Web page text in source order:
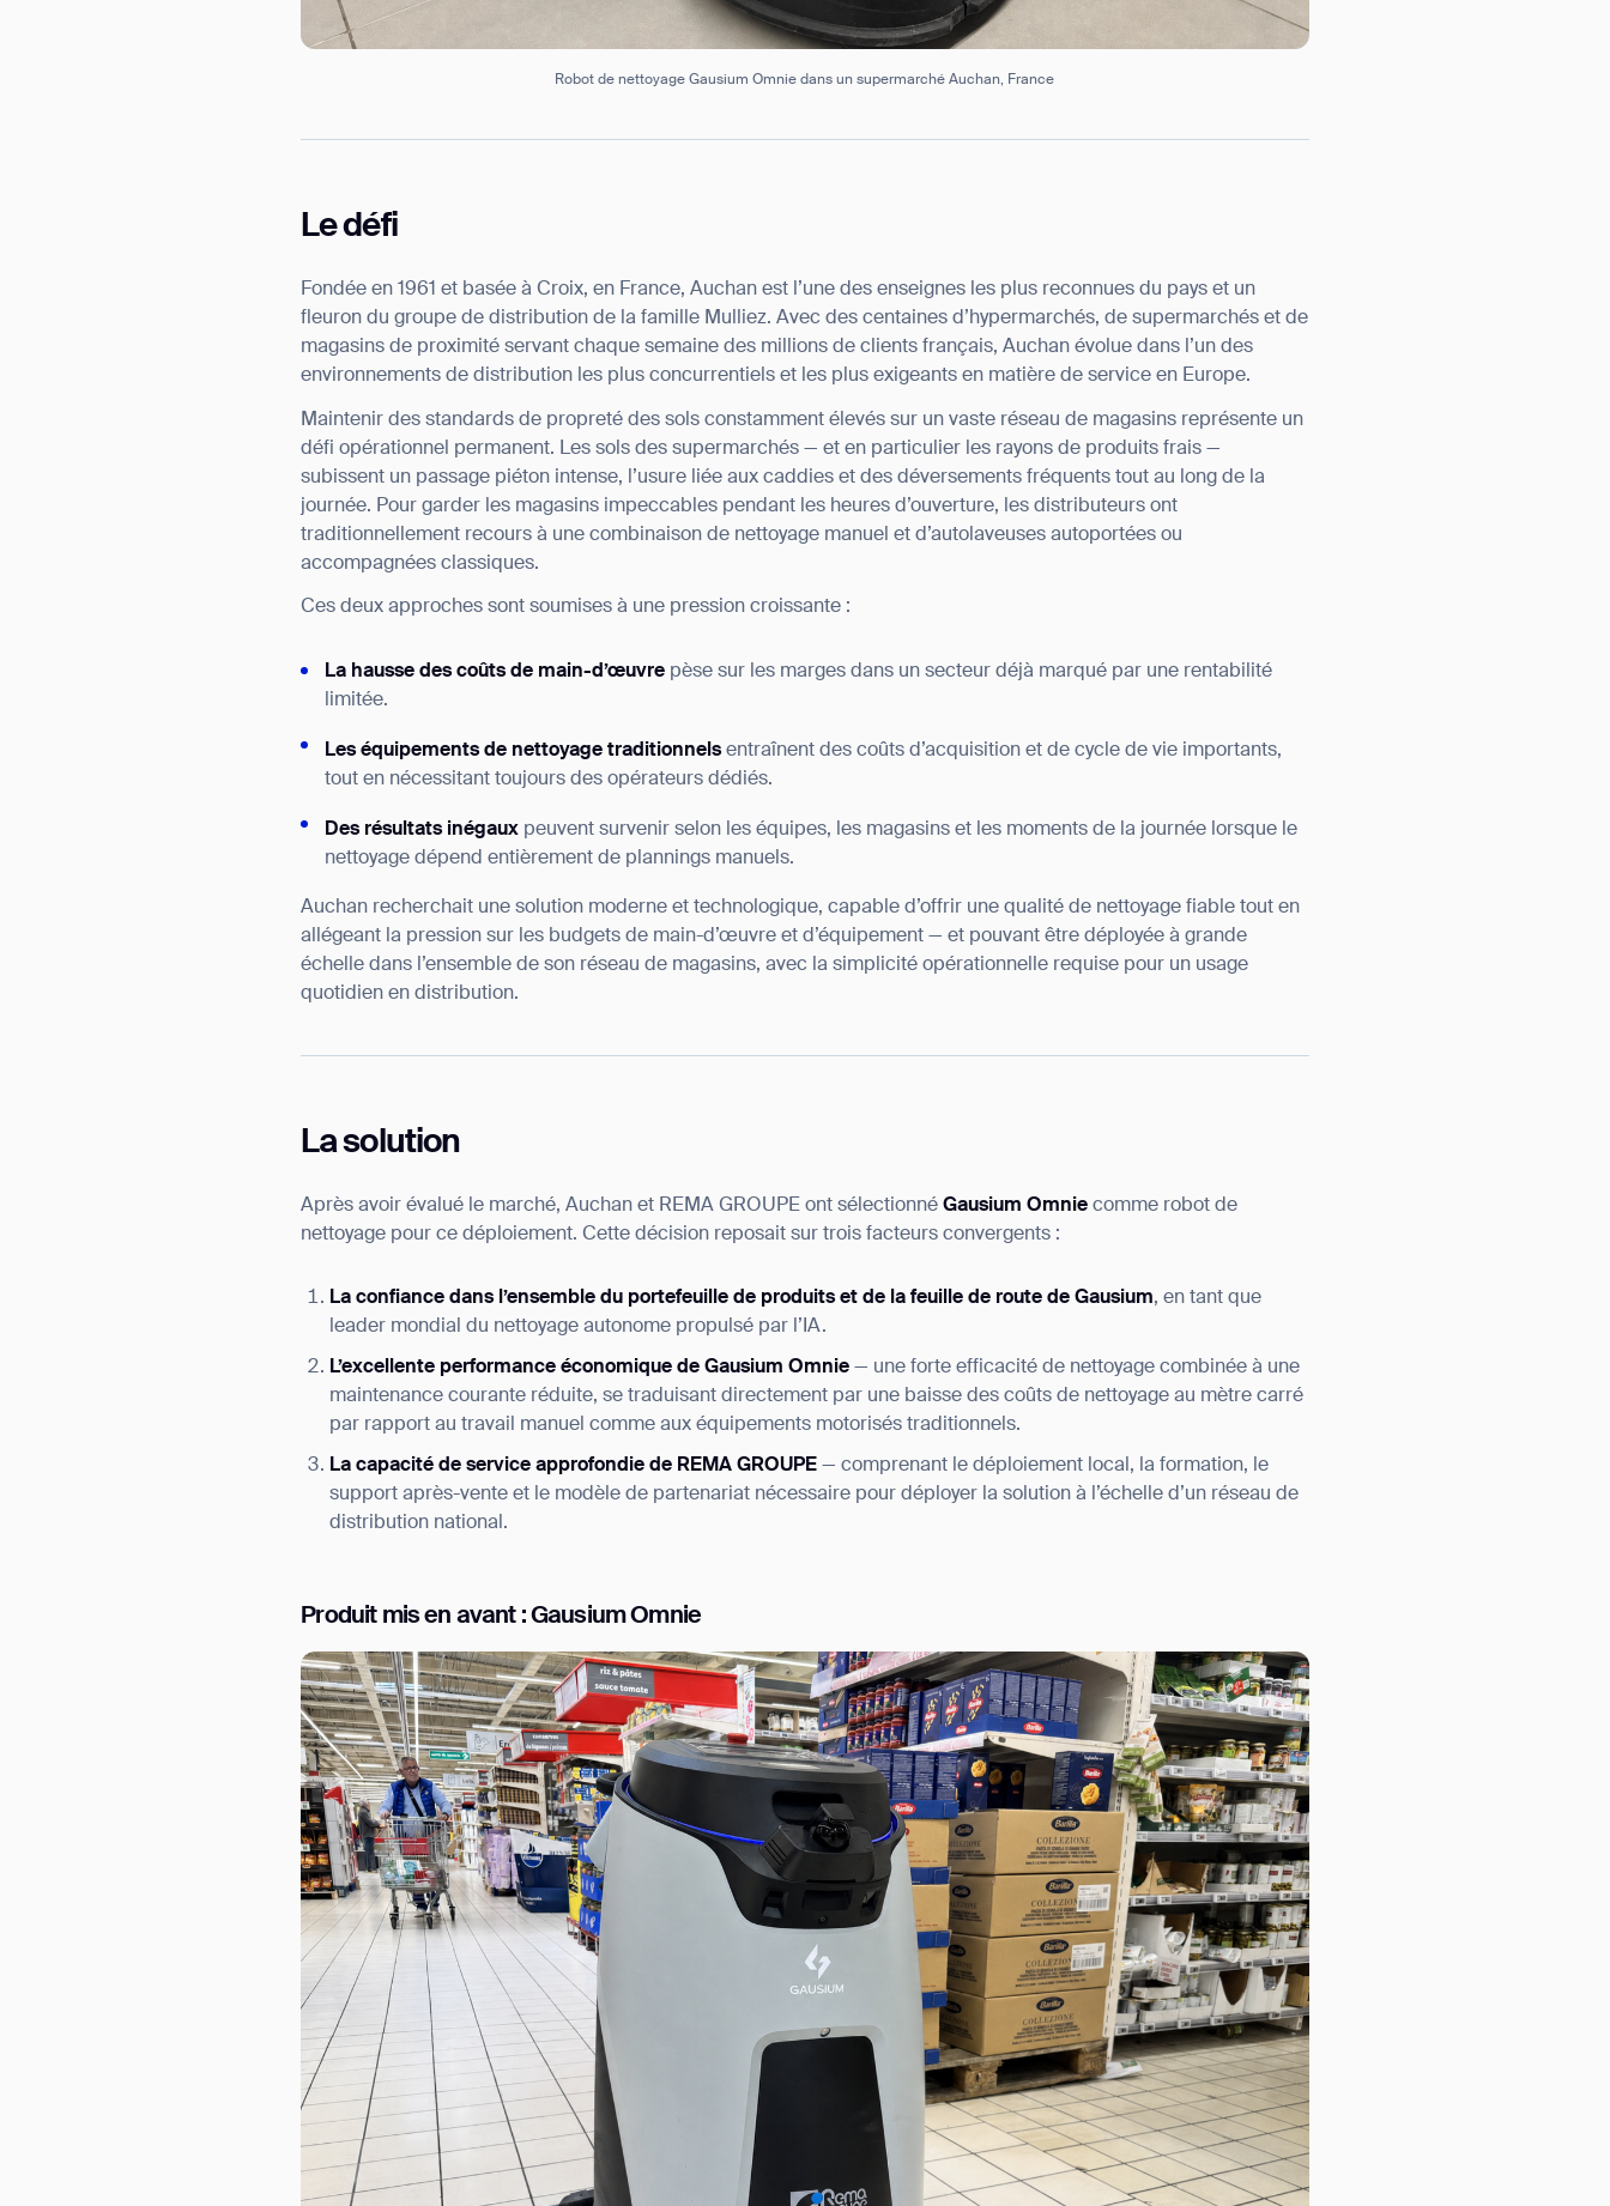
Robot de nettoyage Gausium Omnie dans un supermarché Auchan, France
Le défi
Fondée en 1961 et basée à Croix, en France, Auchan est l’une des enseignes les plus reconnues du pays et un
fleuron du groupe de distribution de la famille Mulliez. Avec des centaines d’hypermarchés, de supermarchés et de
magasins de proximité servant chaque semaine des millions de clients français, Auchan évolue dans l’un des
environnements de distribution les plus concurrentiels et les plus exigeants en matière de service en Europe.
Maintenir des standards de propreté des sols constamment élevés sur un vaste réseau de magasins représente un
défi opérationnel permanent. Les sols des supermarchés — et en particulier les rayons de produits frais —
subissent un passage piéton intense, l’usure liée aux caddies et des déversements fréquents tout au long de la
journée. Pour garder les magasins impeccables pendant les heures d’ouverture, les distributeurs ont
traditionnellement recours à une combinaison de nettoyage manuel et d’autolaveuses autoportées ou
accompagnées classiques.
Ces deux approches sont soumises à une pression croissante :
La hausse des coûts de main-d’œuvre pèse sur les marges dans un secteur déjà marqué par une rentabilité
limitée.
Les équipements de nettoyage traditionnels entraînent des coûts d’acquisition et de cycle de vie importants,
tout en nécessitant toujours des opérateurs dédiés.
Des résultats inégaux peuvent survenir selon les équipes, les magasins et les moments de la journée lorsque le
nettoyage dépend entièrement de plannings manuels.
Auchan recherchait une solution moderne et technologique, capable d’offrir une qualité de nettoyage fiable tout en
allégeant la pression sur les budgets de main-d’œuvre et d’équipement — et pouvant être déployée à grande
échelle dans l’ensemble de son réseau de magasins, avec la simplicité opérationnelle requise pour un usage
quotidien en distribution.
La solution
Après avoir évalué le marché, Auchan et REMA GROUPE ont sélectionnéGausium Omnie comme robot de
nettoyage pour ce déploiement. Cette décision reposait sur trois facteurs convergents :
La confiance dans l’ensemble du portefeuille de produits et de la feuille de route de Gausium, en tant que
leader mondial du nettoyage autonome propulsé par l’IA.
L’excellente performance économique de Gausium Omnie — une forte efficacité de nettoyage combinée à une
maintenance courante réduite, se traduisant directement par une baisse des coûts de nettoyage au mètre carré
par rapport au travail manuel comme aux équipements motorisés traditionnels.
La capacité de service approfondie de REMA GROUPE — comprenant le déploiement local, la formation, le
support après-vente et le modèle de partenariat nécessaire pour déployer la solution à l’échelle d’un réseau de
distribution national.
Produit mis en avant : Gausium Omnie
Thank you for filling out the form